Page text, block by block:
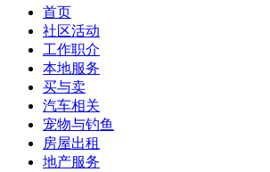
首页
社区活动
工作职介
本地服务
买与卖
汽车相关
宠物与钓鱼
房屋出租
地产服务